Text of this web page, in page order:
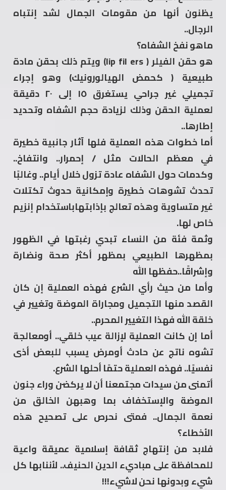
يظنون أنها من مقومات الجمال لشد إنتباه
الرجال..
ماهو نفخ الشفاه؟
هو حقن الفيلر ( lip fil ers) ويتم ذلك بحقن مادة
طبيعية ( كحمض الهيالورونيك) وهو إجراء
تجميلي غير جراحي يستغرق ١٥ إلى ٢٠ دقيقة
لعملية الحقن وذلك لزيادة حجم الشفاه وتحديد
إطارها..
أما خطوات هذه العملية فلها آثار جانبية خطيرة
في معظم الحالات مثل / إحمرار.. وانتفاخ..
وكدمات حول الشفاه عادة تزول خلال أيام.. وغالبََا
تحدث تشوهات خطيرة وإمكانية حدوث تكتلات
غير متساوية وهذه تعالج بإذابتهاباستخدام إنزيم
خاص لها.
وثمة فئة من النساء تبدي رغبتها في الظهور
بمظهرها الطبيعي بمظهر أكثر صحة ونضارة
وإشراقََا..حفظها الله
وأما من حيث رأي الشرع فهذه العملية إن كان
القصد منها التجميل ومجاراة الموضة وتغيير في
خلقة الله فهذا التغيير المحرم..
أما إن كانت العملية لإزالة عيب خلقي.. أومعالجة
تشوه ناتج عن حادث أومرض يسبب للبعض أذى
نفسيََا.. فهذه العملية حتمََا أحلها الشرع.
أتمنى من سيدات مجتمعنا أن لا يركضن وراء جنون
الموضة والإستخفاف بما وهبهن الخالق من
نعمة الجمال.. فمتى نحرص على تصحيح هذه
الأخطاء؟
فلابد من إنتهاج ثقافة إسلامية عميقة واعية
للمحافظة على مباديء الدين الحنيف.. لأننابها كل
شيء وبدونها نحن لاشيء!!!